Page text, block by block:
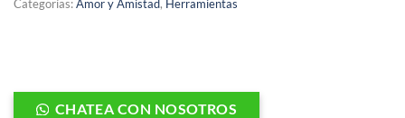
Categorías:Amor y Amistad, Herramientas
CHATEA CON NOSOTROS